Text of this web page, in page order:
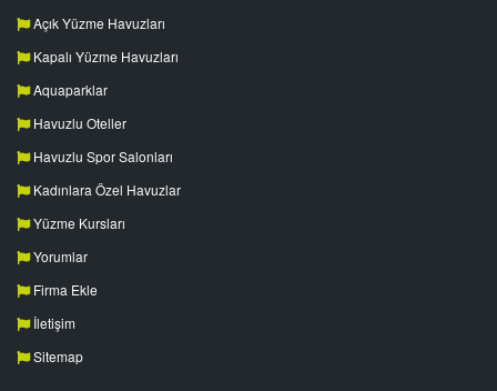
Açık Yüzme Havuzları
Kapalı Yüzme Havuzları
Aquaparklar
Havuzlu Oteller
Havuzlu Spor Salonları
Kadınlara Özel Havuzlar
Yüzme Kursları
Yorumlar
Firma Ekle
İletişim
Sitemap